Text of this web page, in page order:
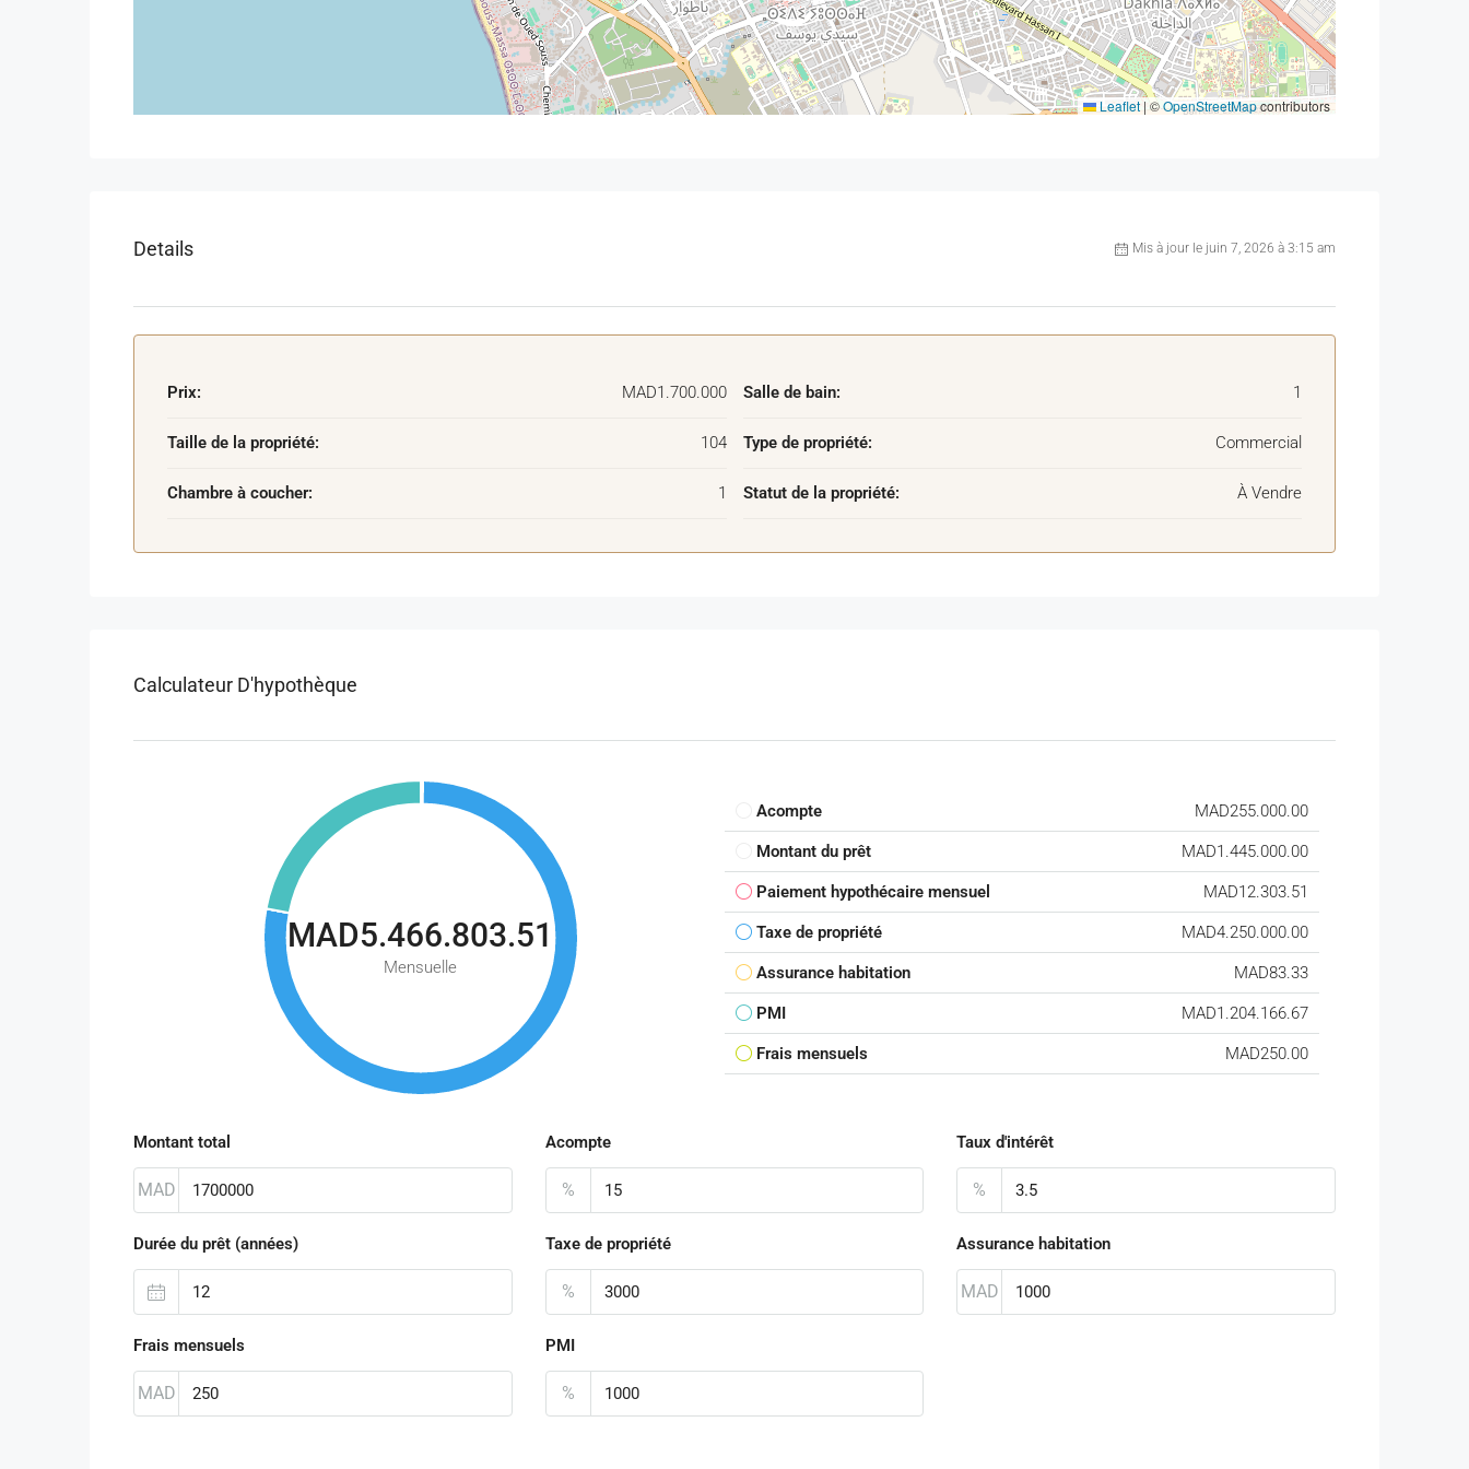
Pour plus d’informations ou organiser une visite :
06 51 70 05 67
Leaflet |©OpenStreetMapcontributors
Details Mis à jour le juin 7, 2026 à 3:15 am
Prix: MAD1.700.000
Taille de la propriété: 104
Chambre à coucher: 1
Salle de bain: 1
Type de propriété: Commercial
Statut de la propriété: À Vendre
Calculateur D'hypothèque
MAD5.466.803.51
Mensuelle
Acompte MAD255.000.00
Montant du prêt MAD1.445.000.00
Paiement hypothécaire mensuel MAD12.303.51
Taxe de propriété MAD4.250.000.00
Assurance habitation MAD83.33
PMI MAD1.204.166.67
Frais mensuels MAD250.00
Montant total
MAD
Acompte
%
Taux d'intérêt
%
Durée du prêt (années) Taxe de propriété
%
Assurance habitation
MAD
Frais mensuels
MAD
PMI
%